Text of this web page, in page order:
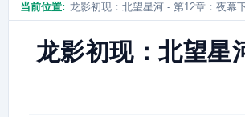
当前位置: 龙影初现：北望星河 - 第12章：夜幕
龙影初现：北望星